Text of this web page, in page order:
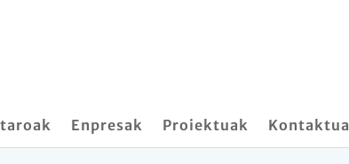
Enpresak Proiektuak Kontaktua